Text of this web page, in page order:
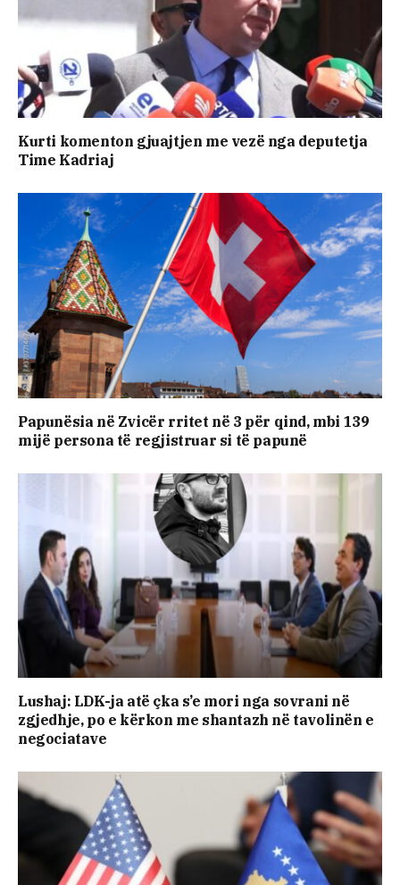
Kurti komenton gjuajtjen me vezë nga deputetja
Time Kadriaj
Papunësia në Zvicër rritet në 3 për qind, mbi 139
mijë persona të regjistruar si të papunë
Lushaj: LDK-ja atë çka s’e mori nga sovrani në
zgjedhje, po e kërkon me shantazh në tavolinën e
negociatave